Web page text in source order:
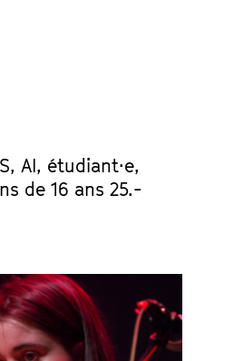
AI, étudiant·e,
de 16 ans 25.-